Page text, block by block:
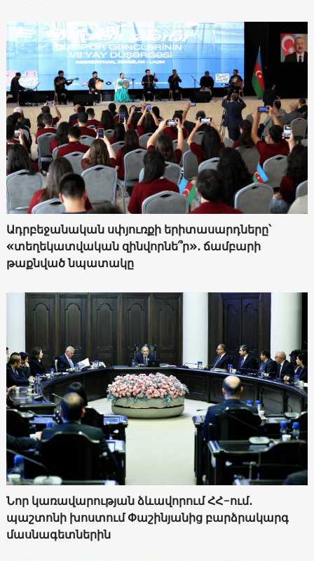
Ադրբեջանական սփյուռքի երիտասարդները՝
«տեղեկատվական զինվորնե՞ր»․ ճամբարի
թաքնված նպատակը
Նոր կառավարության ձևավորում ՀՀ-ում․
պաշտոնի խոստում Փաշինյանից բարձրակարգ
մասնագետներին